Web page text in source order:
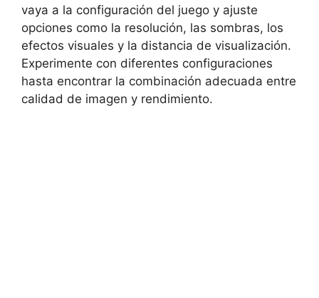
vaya a la configuración del juego y ajuste
opciones como la resolución, las sombras, los
efectos visuales y la distancia de visualización.
Experimente con diferentes configuraciones
hasta encontrar la combinación adecuada entre
calidad de imagen y rendimiento.